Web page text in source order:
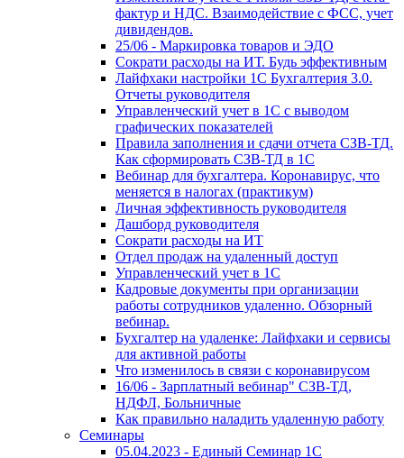
фактур и НДС. Взаимодействие с ФСС, учет
дивидендов.
25/06 - Маркировка товаров и ЭДО
Сократи расходы на ИТ. Будь эффективным
Лайфхаки настройки 1С Бухгалтерия 3.0.
Отчеты руководителя
Управленческий учет в 1С с выводом
графических показателей
Правила заполнения и сдачи отчета СЗВ-ТД.
Как сформировать СЗВ-ТД в 1С
Вебинар для бухгалтера. Коронавирус, что
меняется в налогах (практикум)
Личная эффективность руководителя
Дашборд руководителя
Сократи расходы на ИТ
Отдел продаж на удаленный доступ
Управленческий учет в 1С
Кадровые документы при организации
работы сотрудников удаленно. Обзорный
вебинар.
Бухгалтер на удаленке: Лайфхаки и сервисы
для активной работы
Что изменилось в связи с коронавирусом
16/06 - Зарплатный вебинар" СЗВ-ТД,
НДФЛ, Больничные
Как правильно наладить удаленную работу
Семинары
05.04.2023 - Единый Семинар 1С